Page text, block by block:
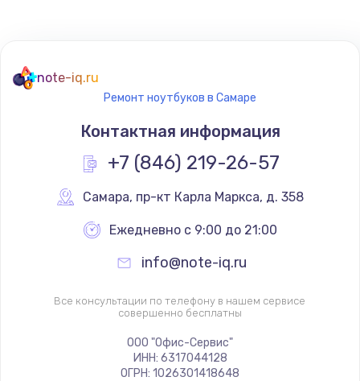
note-iq.ru
Ремонт ноутбуков в Самаре
Контактная информация
+7 (846) 219-26-57
Самара, пр-кт Карла Маркса, д. 358
Ежедневно с 9:00 до 21:00
info@note-iq.ru
Все консультации по телефону в нашем сервисе
совершенно бесплатны
ООО "Офис-Сервис"
ИНН: 6317044128
ОГРН: 1026301418648